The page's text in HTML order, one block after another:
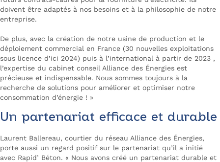
doivent être adaptés à nos besoins et à la philosophie de notre
entreprise.
De plus, avec la création de notre usine de production et le
déploiement commercial en France (30 nouvelles exploitations
sous licence d’ici 2024) puis à l’international à partir de 2023 ,
l’expertise du cabinet conseil Alliance des Énergies est
précieuse et indispensable. Nous sommes toujours à la
recherche de solutions pour améliorer et optimiser notre
consommation d’énergie ! »
Un partenariat efficace et durable
Laurent Ballereau, courtier du réseau Alliance des Énergies,
porte aussi un regard positif sur le partenariat qu’il a initié
avec Rapid’ Béton. « Nous avons créé un partenariat durable et